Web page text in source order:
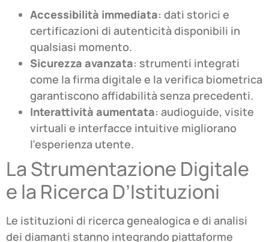
Accessibilità immediata: dati storici e
certificazioni di autenticità disponibili in
qualsiasi momento.
Sicurezza avanzata: strumenti integrati
come la firma digitale e la verifica biometrica
garantiscono affidabilità senza precedenti.
Interattività aumentata: audioguide, visite
virtuali e interfacce intuitive migliorano
l’esperienza utente.
La Strumentazione Digitale
e la Ricerca D’Istituzioni
Le istituzioni di ricerca genealogica e di analisi
dei diamanti stanno integrando piattaforme